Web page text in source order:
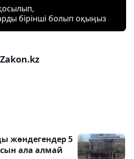
бірінші болып оқыңыз
жөндегендер 5
ала алмай